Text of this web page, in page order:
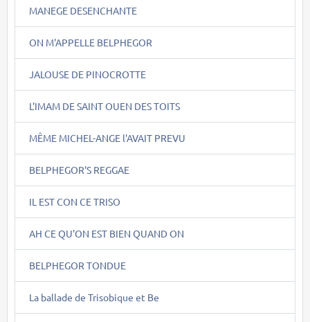
MANEGE DESENCHANTE
ON M'APPELLE BELPHEGOR
JALOUSE DE PINOCROTTE
L'IMAM DE SAINT OUEN DES TOITS
MÊME MICHEL-ANGE l'AVAIT PREVU
BELPHEGOR'S REGGAE
IL EST CON CE TRISO
AH CE QU'ON EST BIEN QUAND ON
BELPHEGOR TONDUE
La ballade de Trisobique et Be